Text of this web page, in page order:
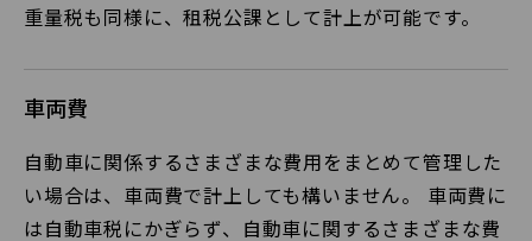
重量税も同様に、租税公課として計上が可能です。
車両費
自動車に関係するさまざまな費用をまとめて管理した
い場合は、車両費で計上しても構いません。 車両費に
は自動車税にかぎらず、自動車に関するさまざまな費